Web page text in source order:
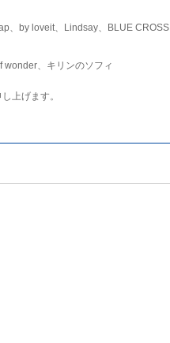
、by loveit、Lindsay、BLUE CROSS
、キリンのソフィ
上げます。